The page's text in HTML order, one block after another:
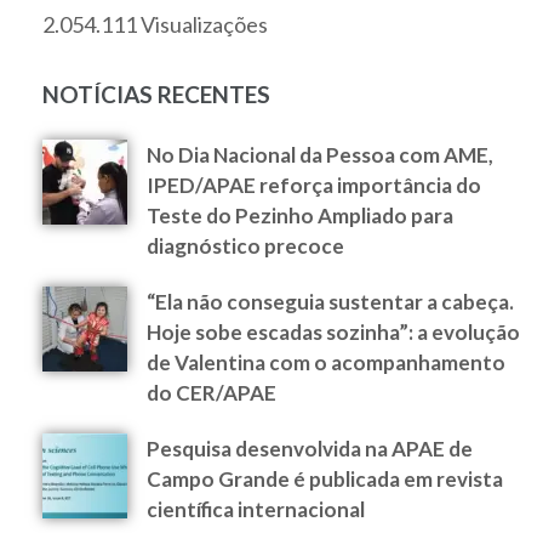
2.054.111 Visualizações
NOTÍCIAS RECENTES
No Dia Nacional da Pessoa com AME,
IPED/APAE reforça importância do
Teste do Pezinho Ampliado para
diagnóstico precoce
“Ela não conseguia sustentar a cabeça.
Hoje sobe escadas sozinha”: a evolução
de Valentina com o acompanhamento
do CER/APAE
Pesquisa desenvolvida na APAE de
Campo Grande é publicada em revista
científica internacional